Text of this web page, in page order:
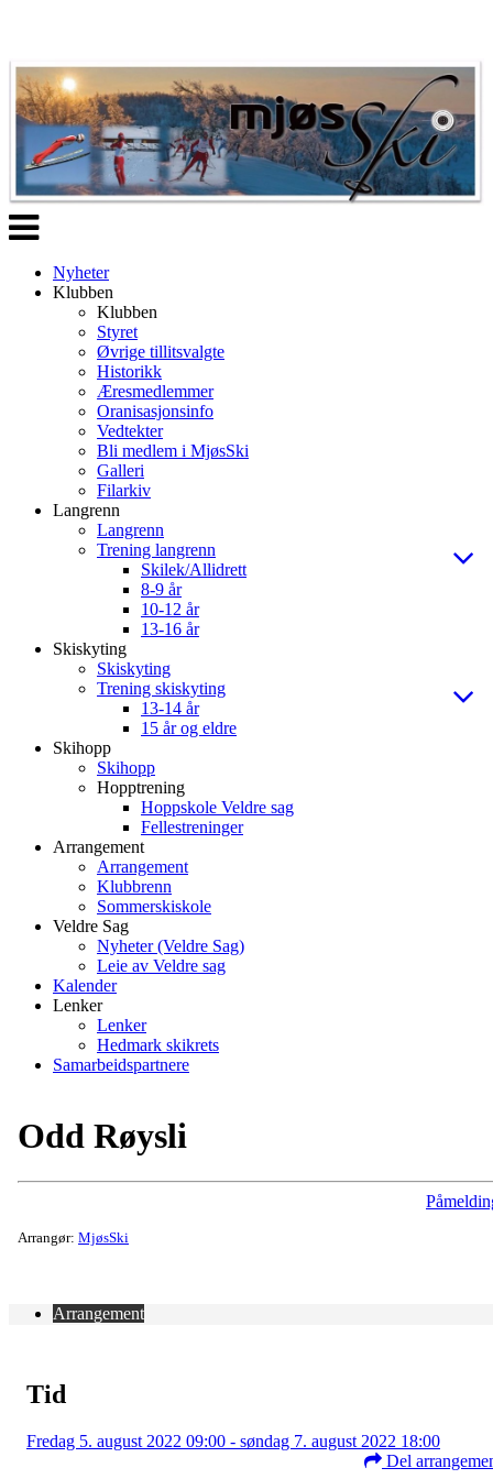
Veksle
navigasjon
Nyheter
Klubben
Klubben
Styret
Øvrige tillitsvalgte
Historikk
Æresmedlemmer
Oranisasjonsinfo
Vedtekter
Bli medlem i MjøsSki
Galleri
Filarkiv
Langrenn
Langrenn
Trening langrenn
Skilek/Allidrett
8-9 år
10-12 år
13-16 år
Skiskyting
Skiskyting
Trening skiskyting
13-14 år
15 år og eldre
Skihopp
Skihopp
Hopptrening
Hoppskole Veldre sag
Fellestreninger
Arrangement
Arrangement
Klubbrenn
Sommerskiskole
Veldre Sag
Nyheter (Veldre Sag)
Leie av Veldre sag
Kalender
Lenker
Lenker
Hedmark skikrets
Samarbeidspartnere
Odd Røysli
Arrangør: MjøsSki
Arrangement
Tid
Fredag 5. august 2022 09:00 - søndag 7. august 2022 18:00
Del